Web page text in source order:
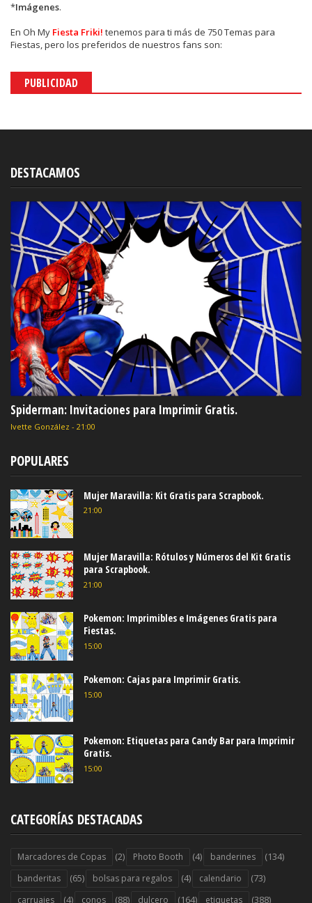
*Imágenes.
En Oh My Fiesta Friki! tenemos para ti más de 750 Temas para
Fiestas, pero los preferidos de nuestros fans son:
PUBLICIDAD
DESTACAMOS
Spiderman: Invitaciones para Imprimir Gratis.
Ivette González - 21:00
POPULARES
Mujer Maravilla: Kit Gratis para Scrapbook.
21:00
Mujer Maravilla: Rótulos y Números del Kit Gratis
para Scrapbook.
21:00
Pokemon: Imprimibles e Imágenes Gratis para
Fiestas.
15:00
Pokemon: Cajas para Imprimir Gratis.
15:00
Pokemon: Etiquetas para Candy Bar para Imprimir
Gratis.
15:00
CATEGORÍAS DESTACADAS
Marcadores de Copas (2) Photo Booth (4) banderines (134)
banderitas (65) bolsas para regalos (4) calendario (73)
carruajes (4) conos (88) dulcero (164) etiquetas (388)